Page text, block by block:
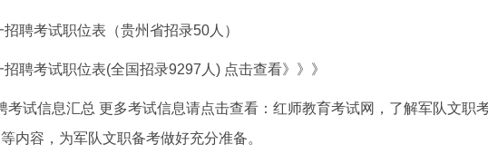
聘考试职位表（贵州省招录50人）
聘考试职位表(全国招录9297人) 点击查看》》》
考试信息汇总 更多考试信息请点击查看：红师教育考试网，了解军队文职
内容，为军队文职备考做好充分准备。